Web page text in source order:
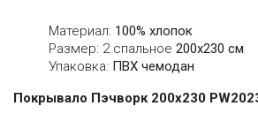
Материал: 100% хлопок
Размер: 2 спальное 200х230 см
Упаковка: ПВХ чемодан
Покрывало Пэчворк 200х230